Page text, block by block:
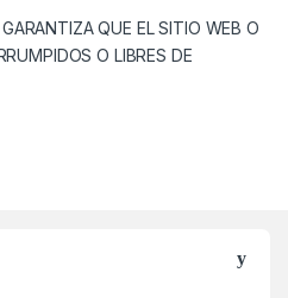
QUE EL SITIO WEB O
O LIBRES DE